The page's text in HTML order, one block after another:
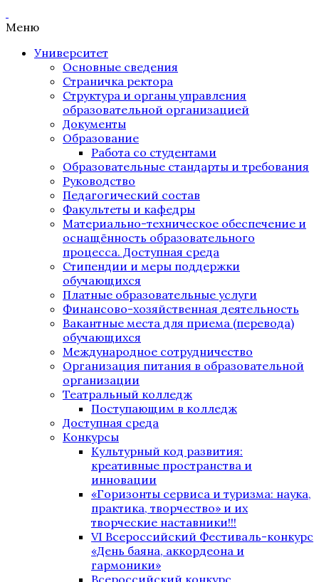
Меню
Университет
Основные сведения
Страничка ректора
Структура и органы управления
образовательной организацией
Документы
Образование
Работа со студентами
Образовательные стандарты и требования
Руководство
Педагогический состав
Факультеты и кафедры
Материально-техническое обеспечение и
оснащённость образовательного
процесса. Доступная среда
Стипендии и меры поддержки
обучающихся
Платные образовательные услуги
Финансово-хозяйственная деятельность
Вакантные места для приема (перевода)
обучающихся
Международное сотрудничество
Организация питания в образовательной
организации
Театральный колледж
Поступающим в колледж
Доступная среда
Конкурсы
Культурный код развития:
креативные пространства и
инновации
«Горизонты сервиса и туризма: наука,
практика, творчество» и их
творческие наставники!!!
VI Всероссийский Фестиваль-конкурс
«День баяна, аккордеона и
гармоники»
Всероссийский конкурс